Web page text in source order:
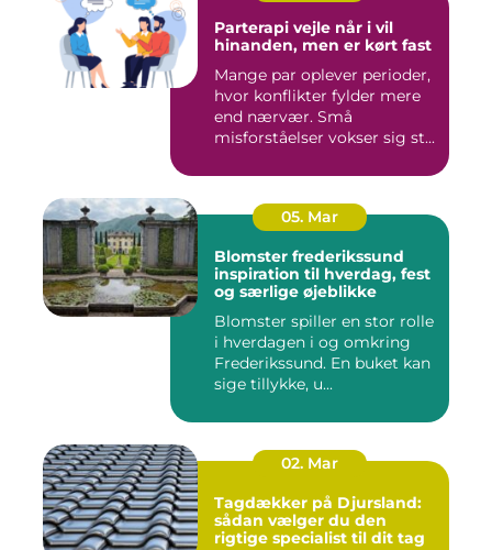
Parterapi vejle når i vil
hinanden, men er kørt fast
Mange par oplever perioder,
hvor konflikter fylder mere
end nærvær. Små
misforståelser vokser sig st...
05. Mar
Blomster frederikssund
inspiration til hverdag, fest
og særlige øjeblikke
Blomster spiller en stor rolle
i hverdagen i og omkring
Frederikssund. En buket kan
sige tillykke, u...
02. Mar
Tagdækker på Djursland:
sådan vælger du den
rigtige specialist til dit tag